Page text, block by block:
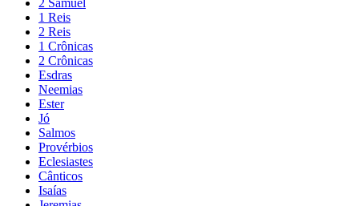
1 Reis
2 Reis
1 Crônicas
2 Crônicas
Esdras
Neemias
Ester
Jó
Salmos
Provérbios
Eclesiastes
Cânticos
Isaías